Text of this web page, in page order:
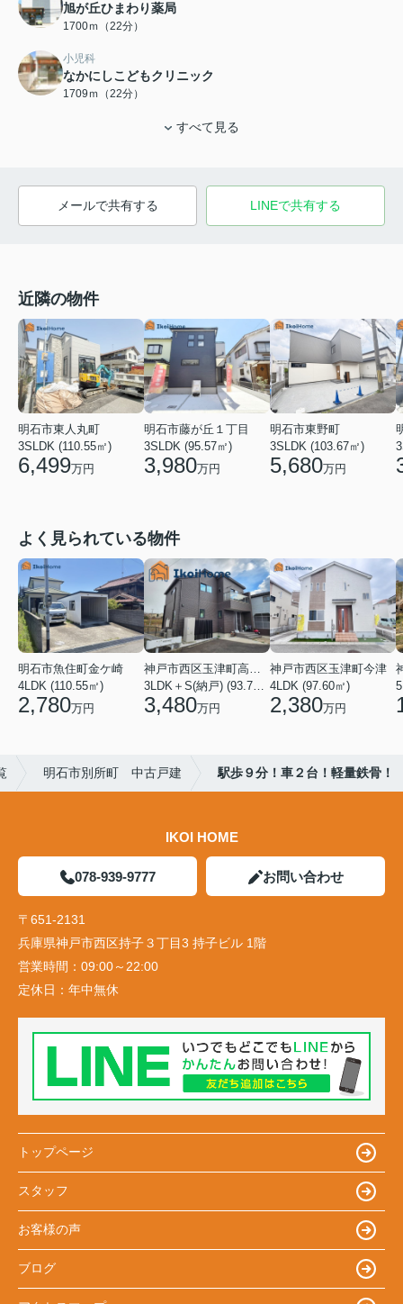
旭が丘ひまわり薬局
1700ｍ（22分）
小児科
なかにしこどもクリニック
1709ｍ（22分）
すべて見る
メールで共有する LINEで共有する
近隣の物件
明石市東人丸町
3SLDK (110.55㎡)
6,499万円
明石市藤が丘１丁目
3SLDK (95.57㎡)
3,980万円
明石市東野町
3SLDK (103.67㎡)
5,680万円
よく見られている物件
明石市魚住町金ケ崎
4LDK (110.55㎡)
2,780万円
神戸市西区玉津町高津橋
3LDK＋S(納戸) (93.74㎡)
3,480万円
神戸市西区玉津町今津
4LDK (97.60㎡)
2,380万円
明石市別所町 中古戸建 駅歩９分！車２台！軽量鉄骨！
IKOI HOME
078-939-9777 お問い合わせ
〒651-2131
兵庫県神戸市西区持子３丁目3 持子ビル 1階
営業時間： 09:00～22:00
定休日： 年中無休
トップページ
スタッフ
お客様の声
ブログ